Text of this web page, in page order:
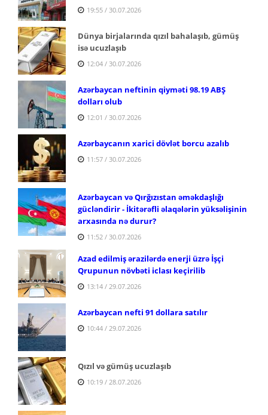
19:55 / 30.07.2026
Dünya birjalarında qızıl bahalaşıb, gümüş
isə ucuzlaşıb
12:04 / 30.07.2026
Azərbaycan neftinin qiyməti 98.19 ABŞ
dolları olub
12:01 / 30.07.2026
Azərbaycanın xarici dövlət borcu azalıb
11:57 / 30.07.2026
Azərbaycan və Qırğızıstan əməkdaşlığı
gücləndirir - İkitərəfli əlaqələrin yüksəlişinin
arxasında nə durur?
11:52 / 30.07.2026
Azad edilmiş ərazilərdə enerji üzrə İşçi
Qrupunun növbəti iclası keçirilib
13:14 / 29.07.2026
Azərbaycan nefti 91 dollara satılır
10:44 / 29.07.2026
Qızıl və gümüş ucuzlaşıb
10:19 / 28.07.2026